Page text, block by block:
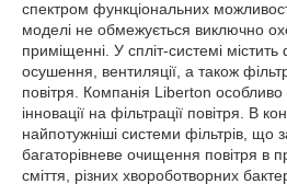
спектром функціональних
моделі не обмежується виключно
приміщенні. У спліт-системі містить
осушення, вентиляції, а також
повітря. Компанія Liberton особливо
інновації на фільтрації повітря. В
найпотужніші системи фільтрів, що
багаторівневе очищення повітря в
сміття, різних хвороботворних